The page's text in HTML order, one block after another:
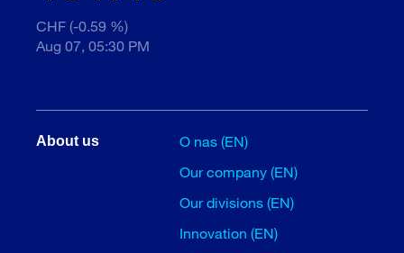
CHF (-0.59 %)
Aug 07, 05:30 PM
About us
O nas (EN)
Our company (EN)
Our divisions (EN)
Innovation (EN)